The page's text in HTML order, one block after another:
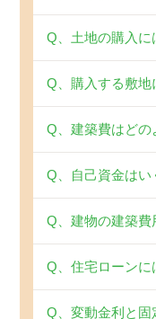
Q、土地の購入に
Q、購入する敷地
Q、建築費はどの
Q、自己資金はい
Q、建物の建築費
Q、住宅ローンに
Q、変動金利と固